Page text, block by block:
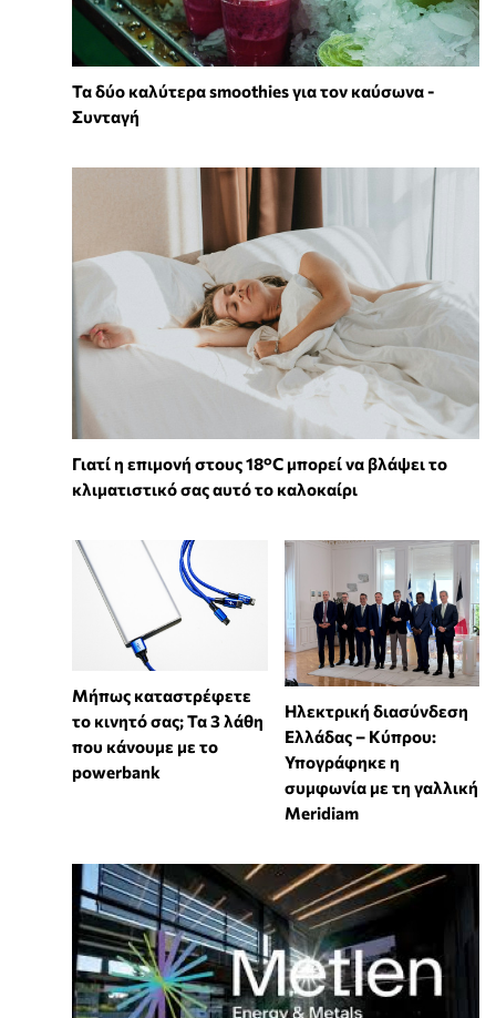
Τα δύο καλύτερα smoothies για τον καύσωνα -
Συνταγή
Γιατί η επιμονή στους 18°C μπορεί να βλάψει το
κλιματιστικό σας αυτό το καλοκαίρι
Μήπως καταστρέφετε
το κινητό σας; Τα 3 λάθη
που κάνουμε με το
powerbank
Ηλεκτρική διασύνδεση
Ελλάδας – Κύπρου:
Υπογράφηκε η
συμφωνία με τη γαλλική
Meridiam